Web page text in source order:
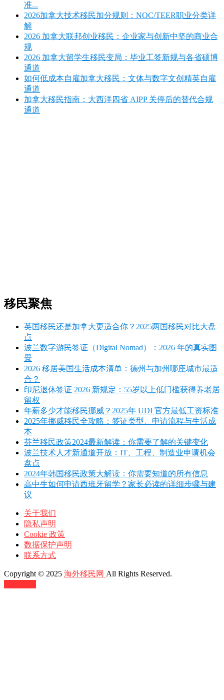
准...
2026加拿大技术移民加分规则：NOC/TEER职业分类详
解
2026 加拿大联邦创业移民：企业家与创新中坚的商业合
规
2026 加拿大留学生移民变局：毕业工签新规与各省硕博
通道
如何低成本自雇加拿大移民：文体与数字文创精英自雇
通道
加拿大移民指南：大西洋四省 AIPP 关停后的替代合规
通道
移民聚焦
英国移民还是加拿大更适合你？2025两国移民对比大盘
点
波兰数字游民签证（Digital Nomad）：2026 年的真实图
景
2026 移居美国生活成本清单：德州与加州哪座城市最适
合？
印尼退休签证 2026 新规定：55岁以上低门槛获得养老居
留权
年薪多少才能移民挪威？2025年 UDI 官方最低工资标准
2025年挪威移民全攻略：签证类型、申请流程与生活成
本
芬兰移民政策2024最新解读：你需要了解的关键变化
波兰技术人才新通道开放：IT、工程、制造业申请机会
盘点
2024年韩国移民政策大解读：你需要知道的所有信息
高中生如何申请西班牙留学？家长必读的详细步骤与建
议
关于我们
隐私声明
Cookie 政策
数据保护声明
联系方式
Copyright © 2025 海外移民网 All Rights Reserved.